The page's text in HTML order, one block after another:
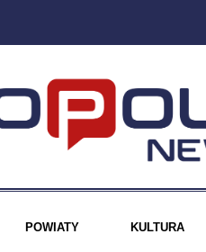
POWIATY KULTURA